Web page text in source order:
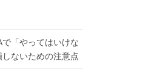
で「やってはいけな
ないための注意点